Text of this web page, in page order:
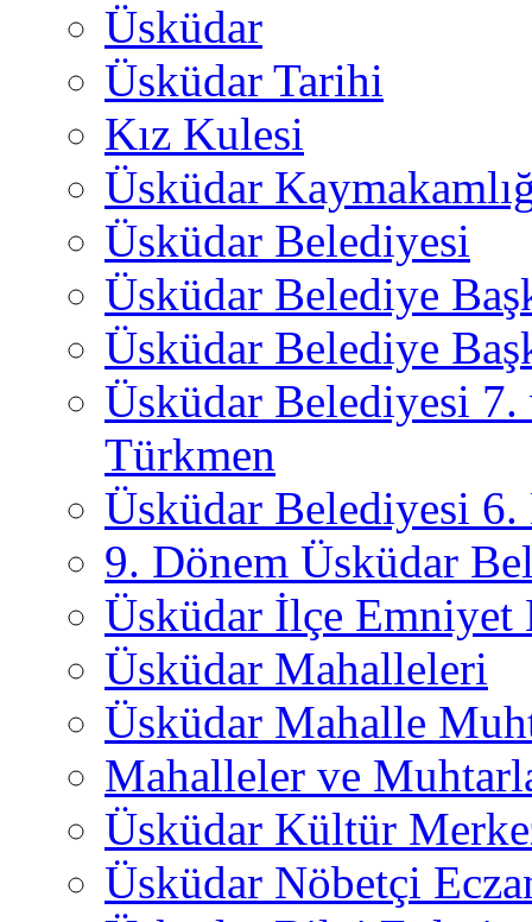
Üsküdar
Üsküdar Tarihi
Kız Kulesi
Üsküdar
Üsküdar Belediyesi
Üsküdar Belediye
Üsküdar Belediye
Üsküdar Belediyesi
Türkmen
Üsküdar Belediyesi 6.
9. Dönem Üsküdar
Üsküdar İlçe
Üsküdar Mahalleleri
Üsküdar Mahalle
Mahalleler ve
Üsküdar Kültür
Üsküdar Nöbetçi